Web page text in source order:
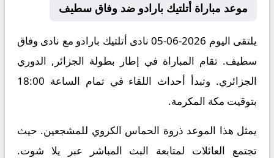
موعد مباراة أتلتيك بارادو ضد وفاق سطيف
يلتقى اليوم 2026-06-05 نادى أتلتيك بارادو مع نادى وفاق
سطيف. تقام المباراة في إطار بطولة الجزائر, الدوري
الجزائري. وتبدأ أحداث اللقاء في تمام الساعة 18:00
بتوقيت مكة المكرمة.
يمثل هذا الموعد ذروة الحماس الكروي للمشجعين. حيث
تجتمع العائلات لمتابعة البث المباشر عبر يلا شوت.